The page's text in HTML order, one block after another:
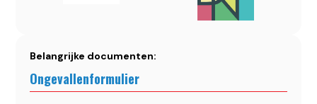
Belangrijke documenten:
Ongevallenformulier